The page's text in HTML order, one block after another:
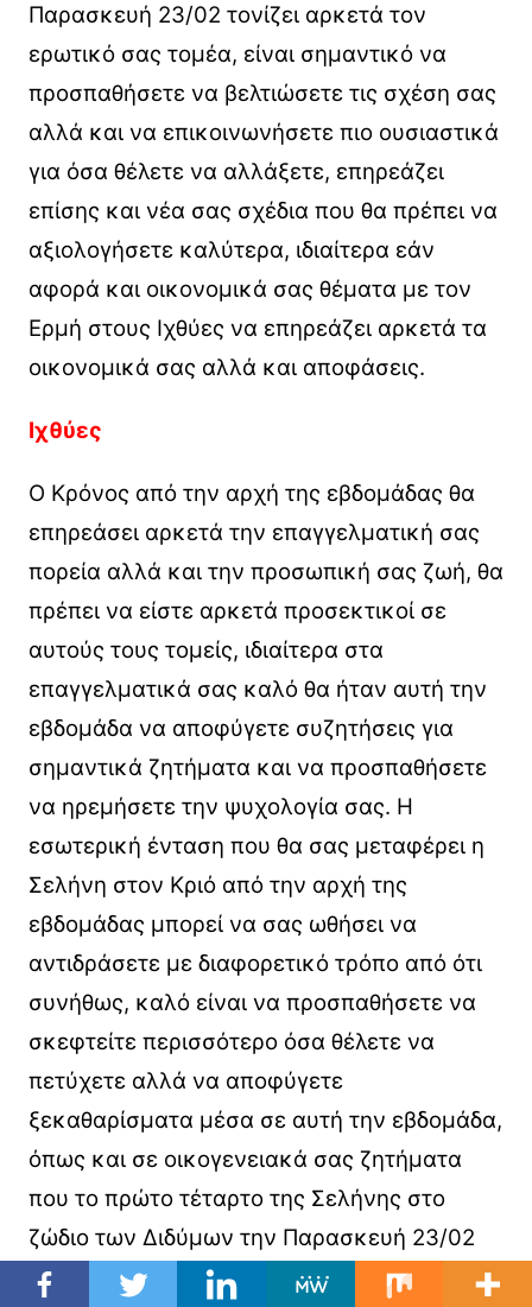
Παρασκευή 23/02 τονίζει αρκετά τον
ερωτικό σας τομέα, είναι σημαντικό να
προσπαθήσετε να βελτιώσετε τις σχέση σας
αλλά και να επικοινωνήσετε πιο ουσιαστικά
για όσα θέλετε να αλλάξετε, επηρεάζει
επίσης και νέα σας σχέδια που θα πρέπει να
αξιολογήσετε καλύτερα, ιδιαίτερα εάν
αφορά και οικονομικά σας θέματα με τον
Ερμή στους Ιχθύες να επηρεάζει αρκετά τα
οικονομικά σας αλλά και αποφάσεις.
Ιχθύες
Ο Κρόνος από την αρχή της εβδομάδας θα
επηρεάσει αρκετά την επαγγελματική σας
πορεία αλλά και την προσωπική σας ζωή, θα
πρέπει να είστε αρκετά προσεκτικοί σε
αυτούς τους τομείς, ιδιαίτερα στα
επαγγελματικά σας καλό θα ήταν αυτή την
εβδομάδα να αποφύγετε συζητήσεις για
σημαντικά ζητήματα και να προσπαθήσετε
να ηρεμήσετε την ψυχολογία σας. Η
εσωτερική ένταση που θα σας μεταφέρει η
Σελήνη στον Κριό από την αρχή της
εβδομάδας μπορεί να σας ωθήσει να
αντιδράσετε με διαφορετικό τρόπο από ότι
συνήθως, καλό είναι να προσπαθήσετε να
σκεφτείτε περισσότερο όσα θέλετε να
πετύχετε αλλά να αποφύγετε
ξεκαθαρίσματα μέσα σε αυτή την εβδομάδα,
όπως και σε οικογενειακά σας ζητήματα
που το πρώτο τέταρτο της Σελήνης στο
ζώδιο των Διδύμων την Παρασκευή 23/02
επηρεάζει να είστε προσεκτικοί. Στις